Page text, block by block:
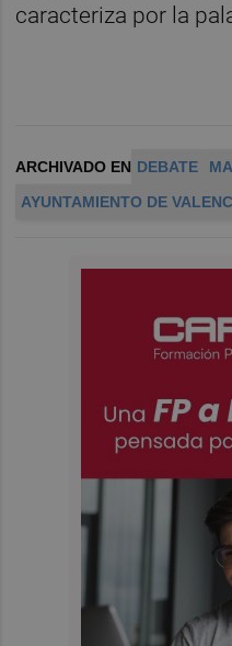
caracteriza por la
ARCHIVADO EN DEBATE
AYUNTAMIENTO DE